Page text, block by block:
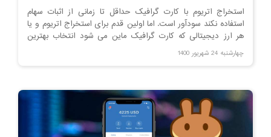
استخراج اتریوم با کارت گرافیک حداقل تا زمانی از اثبات سهام
استفاده نکند سودآور است. اما اولین قدم برای استخراج اتریوم و یا
هر ارز دیجیتالی که کارت گرافیک ماین می شود انتخاب بهترین
کارت گرافیک برای استخراج است.
چهارشنبه 24 شهریور 1400